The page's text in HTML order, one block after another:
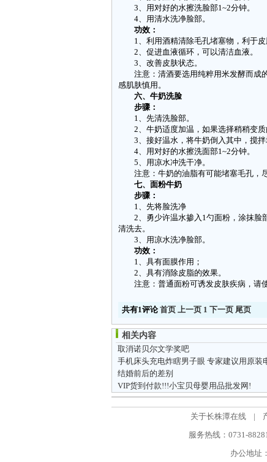
3、用对好的水擦洗脸部1~2分钟。
4、用清水洗净脸部。
功效：
1、利用酒精清除毛孔堵塞物，利于皮
2、促进血液循环，可以清洁血液。
3、改善皮肤状态。
注意：清酒要选用纯粹用米发酵而成
感肌肤慎用。
六、牛奶洗脸
步骤：
1、先清洗脸部。
2、牛奶适度加温，如果选择稍稍变质
3、接好温水，将牛奶倒入其中，搅拌
4、用对好的水擦洗面部1~2分钟。
5、用凉水冲洗干净。
注意：牛奶的油脂有可能堵塞毛孔，尽
七、面粉牛奶
步骤：
1、先将脸洗净
2、勇少许温水掺入1勺面粉，涂抹脸
清洗去。
3、用凉水洗净脸部。
功效：
1、具有面膜作用；
2、具有消除皮脂的效果。
注意：普通面粉可诱发皮肤疾病，请使
共有1评论首页 上一页 1 下一页 尾页
相关内容
取消诺贝尔文学奖吧
手机床头充电炸瞎男子眼 专家建议用原装
结婚前后的差别
VIP货到付款!!!小宝贝母婴用品批发网!
关于长株潭在线 |
服务热线：0731-
办公地址